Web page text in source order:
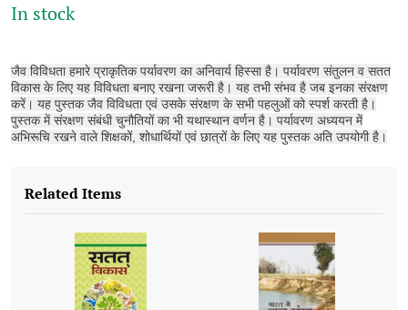
In stock
जैव विविधता हमारे प्राकृतिक पर्यावरण का अनिवार्य हिस्सा है। पर्यावरण संतुलन व सतत
विकास के लिए यह विविधता बनाए रखना जरूरी है। यह तभी संभव है जब इनका संरक्षण
करें। यह पुस्तक जैव विविधता एवं उसके संरक्षण के सभी पहलुओं को स्पर्श करती है।
पुस्तक में संरक्षण संबंधी चुनौतियों का भी यथास्थान वर्णन है। पर्यावरण अध्ययन में
अभिरूचि रखने वाले शिक्षकों, शोधार्थियों एवं छात्रों के लिए यह पुस्तक अति उपयोगी है।
Related Items